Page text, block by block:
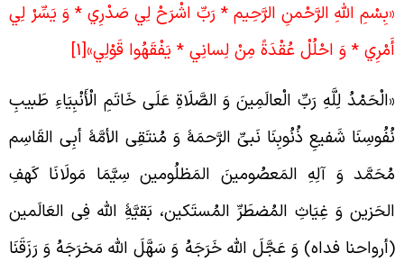
اللَّهِ الرَّحْمنِ الرَّحِيم‏ * رَبِّ اشْرَحْ لِي صَدْرِي * وَ يَسِّرْ لِي
* وَ احْلُلْ عُقْدَةً مِنْ لِسانِي * يَفْقَهُوا قَوْلِي»[1]
لِلَّهِ رَبِّ الْعالَمِينَ وَ الصَّلَاةِ عَلَى خَاتَمِ الْأَنْبِيَاءِ طَبیبِ
شَفیعِ ذُنُوبِنَا نَبیِّ الرَّحمَۀ وَ مُنتَقِی الأمَّۀ أبِی القَاسِم
وَ آلِهِ المَعصُومینَ المَظلُومین سِیَّمَا مَولَانَا کَهفِ
وَ غِیَاثِ المُضطَرِّ المُستَکین، بَقیَّۀِ الله فِی العَالَمین
فداه) وَ عَجَّلَ الله خَرَجَهُ وَ سَهَّلَ الله مَخرَجَهُ وَ رَزَقَنَا